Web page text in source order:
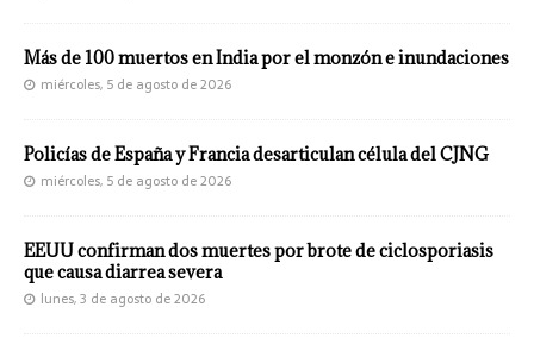
Más de 100 muertos en India por el monzón e inundaciones
miércoles, 5 de agosto de 2026
Policías de España y Francia desarticulan célula del CJNG
miércoles, 5 de agosto de 2026
EEUU confirman dos muertes por brote de ciclosporiasis
que causa diarrea severa
lunes, 3 de agosto de 2026